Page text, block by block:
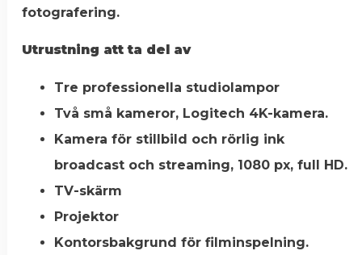
fotografering.
Utrustning att ta del av
Tre professionella studiolampor
Två små kameror, Logitech 4K-kamera.
Kamera för stillbild och rörlig ink
broadcast och streaming, 1080 px, full HD.
TV-skärm
Projektor
Kontorsbakgrund för filminspelning.